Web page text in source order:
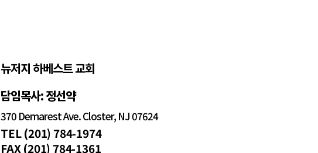
뉴저지 하베스트 교회
담임목사: 정선약
370 Demarest Ave. Closter, NJ 07624
TEL (201) 784-1974
FAX (201) 784-1361